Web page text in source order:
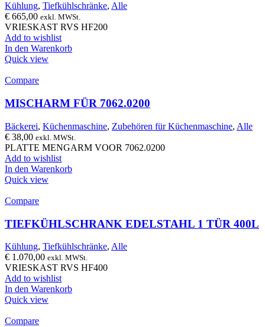
Kühlung, Tiefkühlschränke, Alle
€ 665,00 exkl. MWSt.
VRIESKAST RVS HF200
Add to wishlist
In den Warenkorb
Quick view
Compare
MISCHARM FÜR 7062.0200
Bäckerei, Küchenmaschine, Zubehören für Küchenmaschine, Alle
€ 38,00 exkl. MWSt.
PLATTE MENGARM VOOR 7062.0200
Add to wishlist
In den Warenkorb
Quick view
Compare
TIEFKÜHLSCHRANK EDELSTAHL 1 TÜR 400L
Kühlung, Tiefkühlschränke, Alle
€ 1.070,00 exkl. MWSt.
VRIESKAST RVS HF400
Add to wishlist
In den Warenkorb
Quick view
Compare